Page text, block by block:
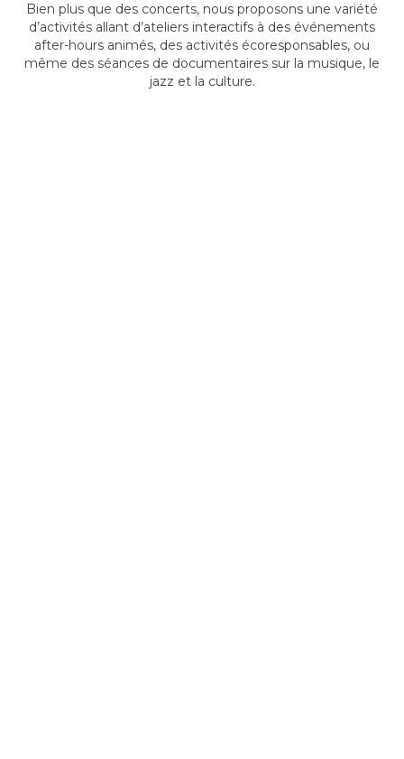
Bien plus que des concerts, nous proposons une variété
d’activités allant d’ateliers interactifs à des événements
after-hours animés, des activités écoresponsables, ou
même des séances de documentaires sur la musique, le
jazz et la culture.